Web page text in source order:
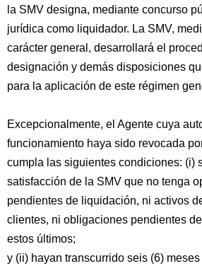
la SMV designa, mediante concurso
jurídica como liquidador. La SMV,
carácter general, desarrollará el
designación y demás disposiciones
para la aplicación de este régimen
Excepcionalmente, el Agente cuya
funcionamiento haya sido revocada
cumpla las siguientes condiciones: (i)
satisfacción de la SMV que no tenga
pendientes de liquidación, ni activos
clientes, ni obligaciones pendientes
estos últimos;
y (ii) hayan transcurrido seis (6)